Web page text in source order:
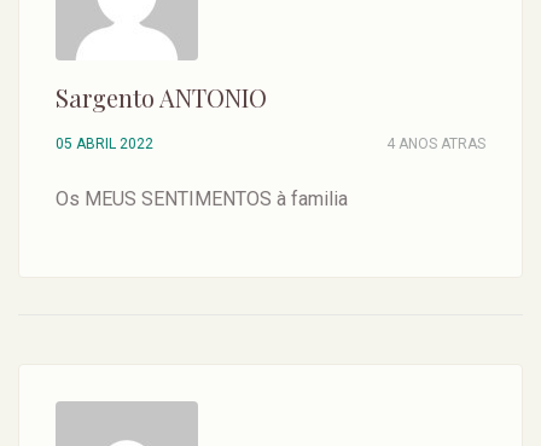
Sargento ANTONIO
05 ABRIL 2022 4 ANOS ATRAS
Os MEUS SENTIMENTOS à familia